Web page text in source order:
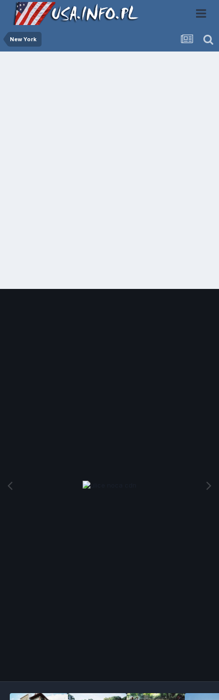
New York